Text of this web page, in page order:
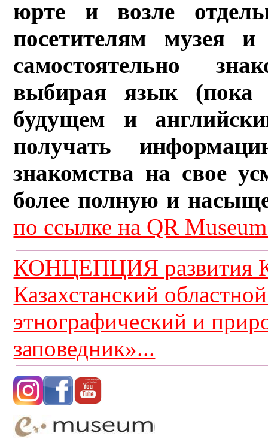
юрте и возле
посетителям музея и
самостоятельно
выбирая язык (пока
будущем и
получать
знакомства на свое
более полную и
по ссылке на QR
КОНЦЕПЦИЯ развития
Казахстанский
этнографический и
заповедник»...